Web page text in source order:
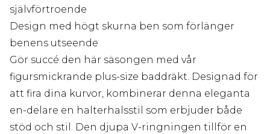
självförtroende
Design med högt skurna ben som förlänger
benens utseende
Gör succé den här säsongen med vår
figursmickrande plus-size baddräkt. Designad för
att fira dina kurvor, kombinerar denna eleganta
en-delare en halterhalsstil som erbjuder både
stöd och stil. Den djupa V-ringningen tillför en